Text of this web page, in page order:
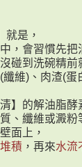
就是，
，會習慣先把
碰到洗碗精前
維)、肉渣(蛋
】的解油脂酵
、纖維或澱粉
面上，
積 ，再來水流